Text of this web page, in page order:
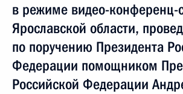
в режиме видео-конференц-
Ярославской области,
по поручению Президента
Федерации помощником
Российской Федерации